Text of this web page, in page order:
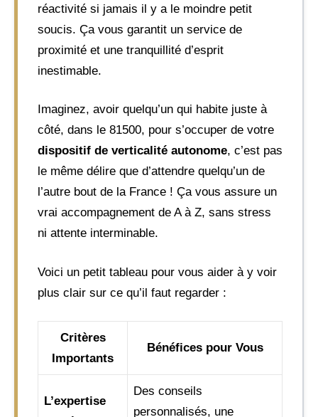
réactivité si jamais il y a le moindre petit
soucis. Ça vous garantit un service de
proximité et une tranquillité d’esprit
inestimable.
Imaginez, avoir quelqu’un qui habite juste à
côté, dans le 81500, pour s’occuper de votre
dispositif de verticalité autonome, c’est pas
le même délire que d’attendre quelqu’un de
l’autre bout de la France ! Ça vous assure un
vrai accompagnement de A à Z, sans stress
ni attente interminable.
Voici un petit tableau pour vous aider à y voir
plus clair sur ce qu’il faut regarder :
Critères
Importants
Bénéfices pour Vous
L’expertise
Des conseils
personnalisés, une